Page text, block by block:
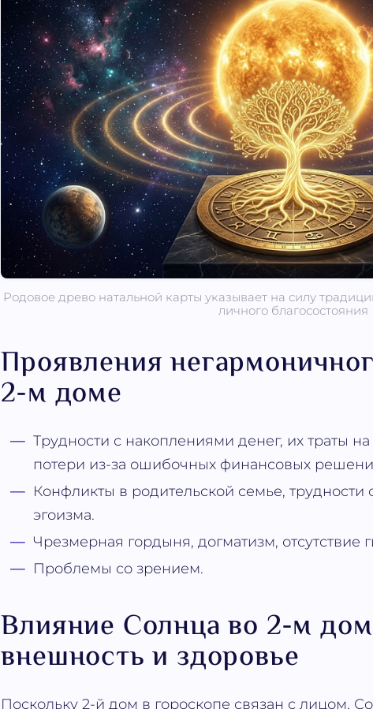
Родовое древо натальной карты указывает на силу
личного благосостояния
Проявления
2-м доме
Трудности с накоплениями денег, их траты
потери из-за ошибочных финансовых
Конфликты в родительской семье,
эгоизма.
Чрезмерная гордыня, догматизм, отсутствие
Проблемы со зрением.
Влияние Солнца во 2-м
внешность и здоровье
Поскольку 2-й дом в гороскопе связан с лицом,